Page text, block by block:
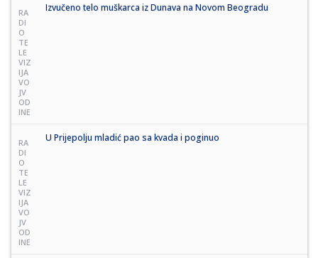
RA
DI
O
TE
LE
VIZ
IJA
VO
JV
OD
INE
Izvučeno telo muškarca iz Dunava na Novom Beogradu
RA
DI
O
TE
LE
VIZ
IJA
VO
JV
OD
INE
U Prijepolju mladić pao sa kvada i poginuo